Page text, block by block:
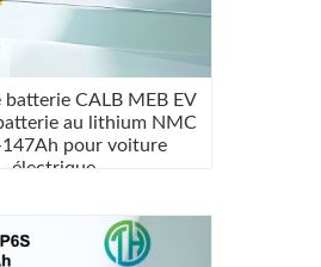
batterie CALB MEB EV
au lithium NMC
147Ah pour voiture
électrique